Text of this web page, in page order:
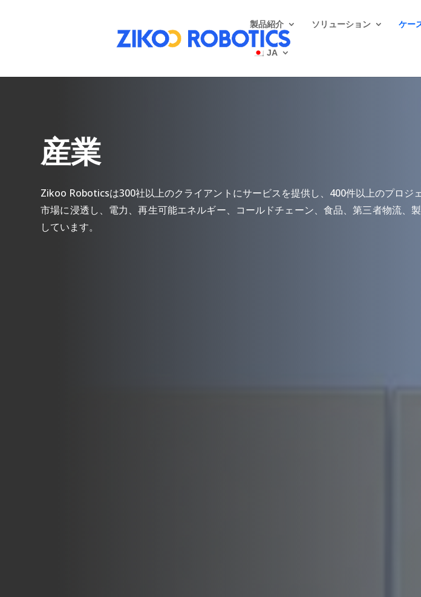
製品紹介 ソリューション ケー
JA
産業
Zikoo Roboticsは300社以上のクライアントにサービスを提供し、400件以上のプロ
市場に浸透し、電力、再生可能エネルギー、コールドチェーン、食品、第三者物流
しています。